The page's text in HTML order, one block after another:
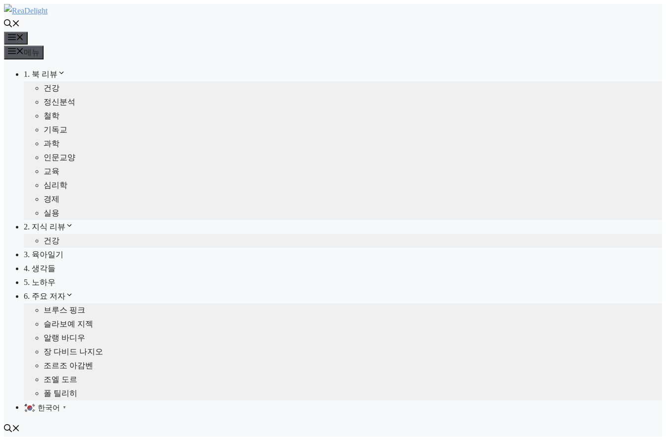
컨
텐
츠
로
뉴
메뉴
1. 북 리뷰
건강
정신분석
철학
기독교
과학
인문교양
교육
심리학
경제
실용
2. 지식 리뷰
건강
3. 육아일기
4. 생각들
5. 노하우
6. 주요 저자
브루스 핑크
슬라보예 지젝
알랭 바디우
장 다비드 나지오
조르조 아감벤
조엘 도르
폴 틸리히
한국어 ▼